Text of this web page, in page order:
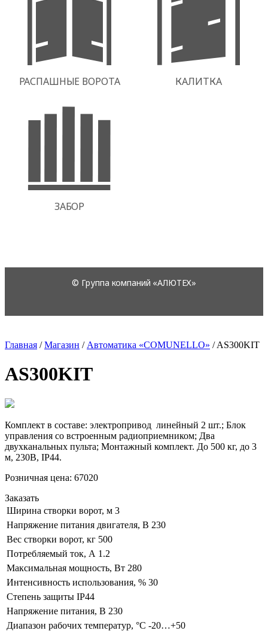
Главная /Магазин / Автоматика «COMUNELLO» /AS300KIT
AS300KIT
Комплект в составе: электропривод линейный 2 шт.; Блок
управления со встроенным радиоприемником; Два
двухканальных пульта; Монтажный комплект. До 500 кг, до 3
м, 230В, IP44.
Розничная цена: 67020
Заказать
Ширина створки ворот, м 3
Напряжение питания двигателя, В 230
Вес створки ворот, кг 500
Потребляемый ток, А 1.2
Максимальная мощность, Вт 280
Интенсивность использования, % 30
Степень защиты IP44
Напряжение питания, В 230
Диапазон рабочих температур, °С -20…+50